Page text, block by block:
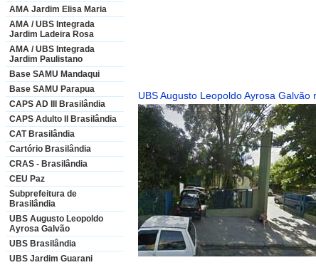
AMA Jardim Elisa Maria
AMA / UBS Integrada
Jardim Ladeira Rosa
AMA / UBS Integrada
Jardim Paulistano
Base SAMU Mandaqui
Base SAMU Parapua
CAPS AD III Brasilândia
CAPS Adulto II Brasilândia
CAT Brasilândia
Cartório Brasilândia
CRAS - Brasilândia
CEU Paz
Subprefeitura de
Brasilândia
UBS Augusto Leopoldo
Ayrosa Galvão
UBS Brasilândia
UBS Jardim Guarani
UBS Augusto Leopoldo Ayrosa Galvão